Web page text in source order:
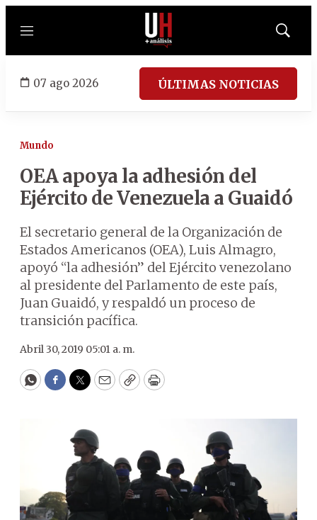
Menú
Mostrar
07 ago 2026 ÚLTIMAS NOTICIAS
Mundo
OEA apoya la adhesión del
Ejército de Venezuela a Guaidó
El secretario general de la Organización de
Estados Americanos (OEA), Luis Almagro,
apoyó “la adhesión” del Ejército venezolano
al presidente del Parlamento de este país,
Juan Guaidó, y respaldó un proceso de
transición pacífica.
Abril 30, 2019 05:01 a. m.
WhatsApp
Facebook
Twitter
EmailCopyPrint